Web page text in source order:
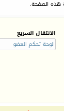
الصفحة.
الانتقال السريع